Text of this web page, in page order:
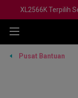
XL2566K Terpilih
Pusat Bantuan